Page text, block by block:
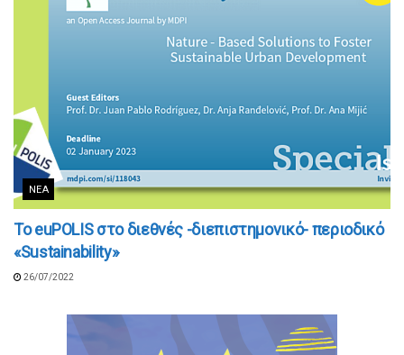
ΝΈΑ
To euPOLIS στο διεθνές -διεπιστημονικό- περιοδικό
«Sustainability»
26/07/2022